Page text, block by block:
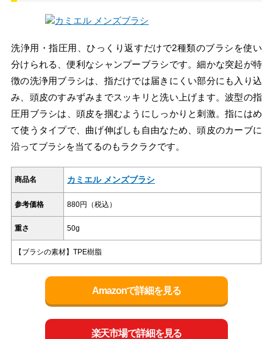
洗浄用・指圧用、ひっくり返すだけで2種類のブラシを使い
分けられる、便利なシャンプーブラシです。細かな突起が特
徴の洗浄用ブラシは、指だけでは届きにくい部分にも入り込
み、頭皮のすみずみまでスッキリと洗い上げます。波型の指
圧用ブラシは、頭皮を掴むようにしっかりと刺激。指にはめ
て使うタイプで、曲げ伸ばしも自由なため、頭皮のカーブに
沿ってブラシを当てるのもラクラクです。
商品名 カミエル メンズブラシ
参考価格 880円（税込）
重さ 50g
【ブラシの素材】TPE樹脂
Amazonで詳細を見る
楽天市場で詳細を見る